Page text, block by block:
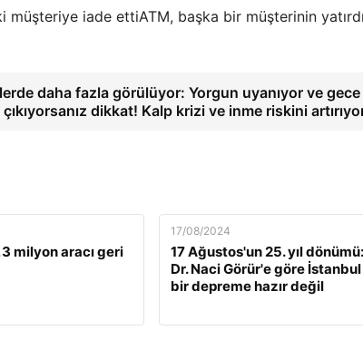
ATM, başka bir müşterinin
daha fazla görülüyor: Yorgun uyanıyor ve gece
dikkat! Kalp krizi ve inme riskini
milyon aracı geri
17/08/2024
17 Ağustos'un 25. yıl
Dr. Naci Görür'e göre
bir depreme hazır değil